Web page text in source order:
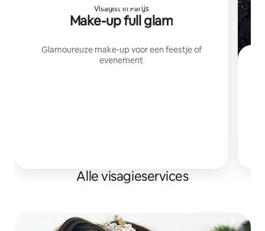
Visagist in Parijs
Make-up full glam
Glamoureuze make-up voor een feestje of
evenement
Alle visagieservices